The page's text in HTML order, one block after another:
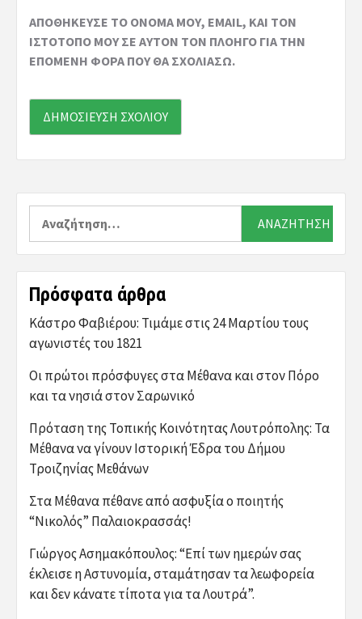
ΑΠΟΘΉΚΕΥΣΕ ΤΟ ΌΝΟΜΆ ΜΟΥ, EMAIL, ΚΑΙ ΤΟΝ
ΙΣΤΌΤΟΠΟ ΜΟΥ ΣΕ ΑΥΤΌΝ ΤΟΝ ΠΛΟΗΓΌ ΓΙΑ ΤΗΝ
ΕΠΌΜΕΝΗ ΦΟΡΆ ΠΟΥ ΘΑ ΣΧΟΛΙΆΣΩ.
Αναζήτηση
για:
Πρόσφατα άρθρα
Κάστρο Φαβιέρου: Τιμάμε στις 24 Μαρτίου τους
αγωνιστές του 1821
Οι πρώτοι πρόσφυγες στα Μέθανα και στον Πόρο
και τα νησιά στον Σαρωνικό
Πρόταση της Τοπικής Κοινότητας Λουτρόπολης: Τα
Μέθανα να γίνουν Ιστορική Έδρα του Δήμου
Τροιζηνίας Μεθάνων
Στα Μέθανα πέθανε από ασφυξία ο ποιητής
“Νικολός” Παλαιοκρασσάς!
Γιώργος Ασημακόπουλος: “Επί των ημερών σας
έκλεισε η Αστυνομία, σταμάτησαν τα λεωφορεία
και δεν κάνατε τίποτα για τα Λουτρά”.